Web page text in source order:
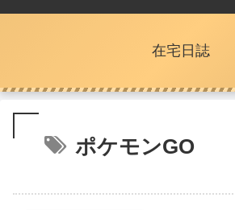
在宅日誌
ポケモンGO